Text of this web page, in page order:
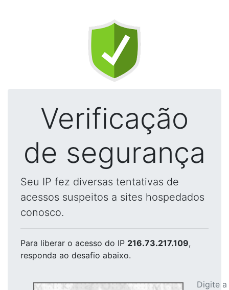
Verificação
de segurança
Seu IP fez diversas tentativas de
acessos suspeitos a sites hospedados
conosco.
Para liberar o acesso do IP 216.73.217.109,
responda ao desafio abaixo.
Digite